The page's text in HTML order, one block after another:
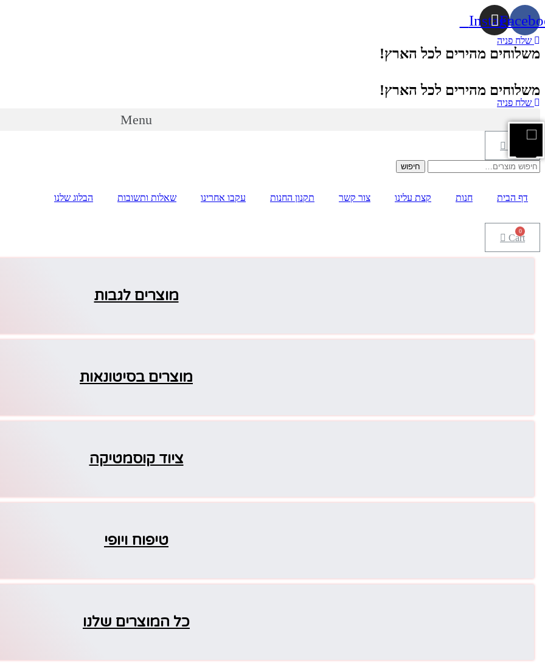
דלג
לתוכןInstagram
שלח פניה
משלוחים מהירים לכל הארץ!
משלוחים מהירים לכל הארץ!
שלח פניה
Menu
חיפוש
עבור:
חיפוש
דף הבית חנות קצת עלינו צור קשר תקנון החנות עקבו אחרינו שאלות ותשובות הבלוג שלנו
Cart
מוצרים לגבות
מוצרים בסיטונאות
ציוד קוסמטיקה
טיפוח ויופי
כל המוצרים שלנו